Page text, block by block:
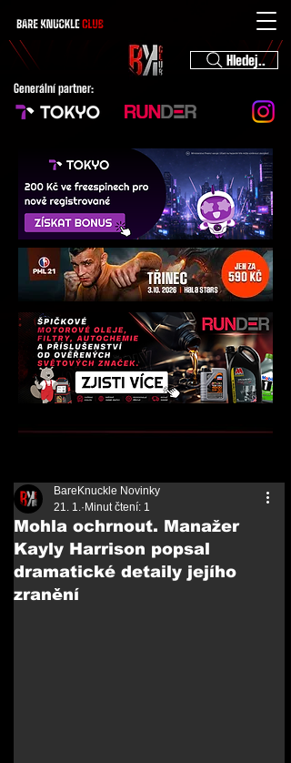
Hledej..
Generální partner:
Mohla ochrnout. Manažer
Kayly Harrison popsal
dramatické detaily jejího
zranění
BareKnuckle Novinky
21. 1. Minut čtení: 1